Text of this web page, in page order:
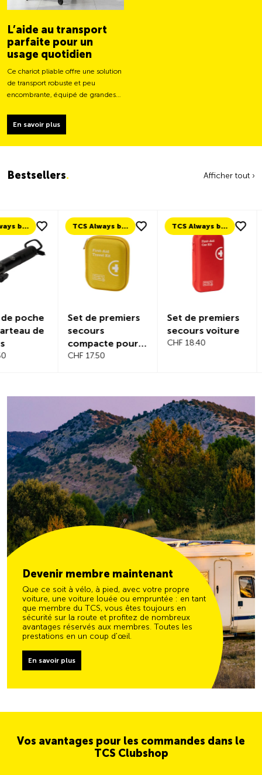
L’aide au transport
parfaite pour un
usage quotidien
Ce chariot pliable offre une solution
de transport robuste et peu
encombrante, équipé de grandes
En savoir plus
Bestsellers. Afficher tout ›
TCS Always by my side
Set de premiers
secours
compacte pour
TCS Always by my side
Set de premiers
secours voiture
CHF 18.40
Devenir membre maintenant
Que ce soit à vélo, à pied, avec votre propre
voiture, une voiture louée ou empruntée : en tant
que membre du TCS, vous êtes toujours en
sécurité sur la route et profitez de nombreux
avantages réservés aux membres. Toutes les
prestations en un coup d'œil.
En savoir plus
Vos avantages pour les commandes dans le
TCS Clubshop